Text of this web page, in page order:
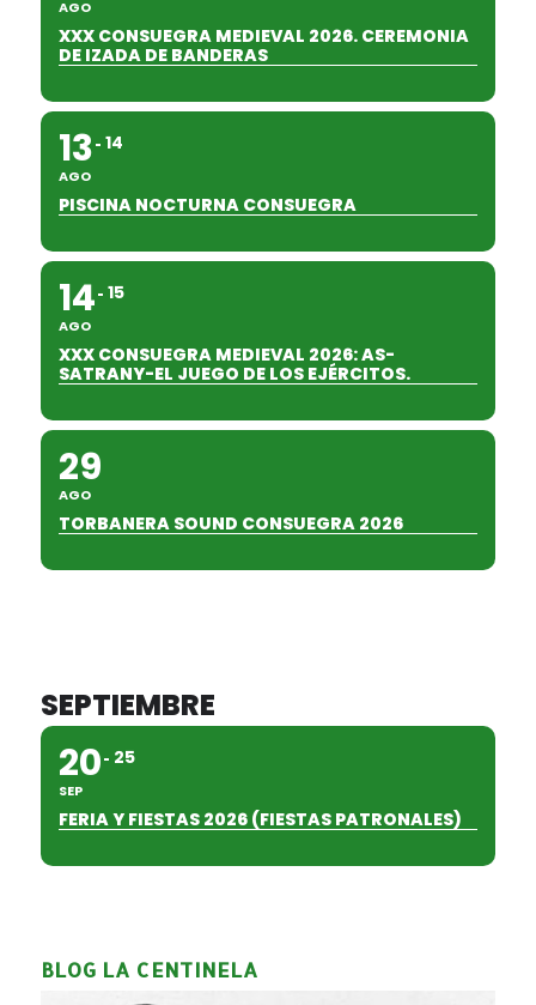
AGO
XXX CONSUEGRA MEDIEVAL 2026. CEREMONIA
DE IZADA DE BANDERAS
13
AGO
14
PISCINA NOCTURNA CONSUEGRA
14
AGO
15
XXX CONSUEGRA MEDIEVAL 2026: AS-
SATRANY-EL JUEGO DE LOS EJÉRCITOS.
29
AGO
TORBANERA SOUND CONSUEGRA 2026
SEPTIEMBRE
20
SEP
25
FERIA Y FIESTAS 2026 (FIESTAS PATRONALES)
BLOG LA CENTINELA